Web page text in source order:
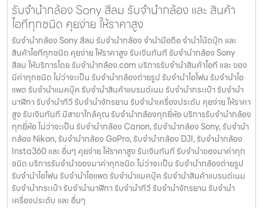
รับจำนำกล้อง Sony สีลม รับจํานํากล้อง และ สินค้า
ไอทีทุกชนิด คุยง่าย ให้ราคาสูง
รับจำนำกล้อง Sony สีลม รับจํานํากล้อง จำนำมือถือ จำนำโน๊ตบุ๊ก และ
สินค้าไอทีทุกชนิด คุยง่าย ให้ราคาสูง รับเงินทันที รับจำนำกล้อง Sony
สีลม ให้บริการโดย รับจํานํากล้อง.com บริการรับจํานําสินค้าไอที และ ของ
มีค่าทุกชนิด ไม่ว่าจะเป็น รับจํานํากล้องถ่ายรูป รับจํานําไอโฟน รับจํานําไอ
แพด รับจํานําแมคบุ๊ค รับจํานําสินค้าแบรนด์เนม รับจํานํากระเป๋า รับจํานํา
นาฬิกา รับจํานําทีวี รับจํานําจักรยาน รับจํานําเครื่องประดับ คุยง่าย ให้ราคา
สูง รับเงินทันที มีสาขาใกล้คุณ รับจำนำกล้องทุกยี่ห้อ บริการรับจำนำกล้อง
ทุกยี่ห้อ ไม่ว่าจะเป็น รับจำนำกล้อง Canon, รับจำนำกล้อง Sony, รับจำนำ
กล้อง Nikon, รับจำนำกล้อง GoPro, รับจำนำกล้อง DJI, รับจำนำกล้อง
Insta360 และ อื่นๆ คุยง่าย ให้ราคาสูง รับเงินทันที รับจำนำของมาค่าทุก
ชนิด บริการรับจำนำของมาค่าทุกชนิด ไม่ว่าจะเป็น รับจํานํากล้องถ่ายรูป
รับจํานําไอโฟน รับจํานําไอแพด รับจํานําแมคบุ๊ค รับจํานําสินค้าแบรนด์เนม
รับจํานํากระเป๋า รับจํานํานาฬิกา รับจํานําทีวี รับจํานําจักรยาน รับจํานํา
เครื่องประดับ และ อื่นๆ